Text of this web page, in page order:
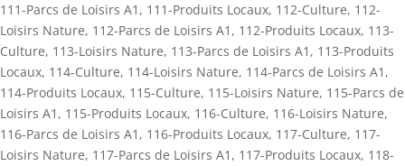
111-Parcs de Loisirs A1 , 111-Produits Locaux, 112-Culture, 112-
Loisirs Nature, 112-Parcs de Loisirs A1 , 112-Produits Locaux, 113-
Culture, 113-Loisirs Nature, 113-Parcs de Loisirs A1 , 113-Produits
Locaux, 114-Culture, 114-Loisirs Nature, 114-Parcs de Loisirs A1 ,
114-Produits Locaux, 115-Culture, 115-Loisirs Nature, 115-Parcs de
Loisirs A1 , 115-Produits Locaux, 116-Culture, 116-Loisirs Nature,
116-Parcs de Loisirs A1 , 116-Produits Locaux, 117-Culture, 117-
Loisirs Nature, 117-Parcs de Loisirs A1 , 117-Produits Locaux, 118-